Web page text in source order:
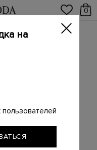
0
с all-over принтом
на